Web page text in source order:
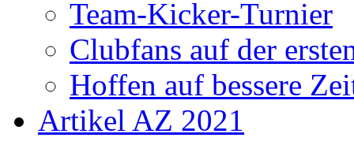
Team-Kicker-Turnier
Clubfans auf der
Hoffen auf bessere
Artikel AZ 2021